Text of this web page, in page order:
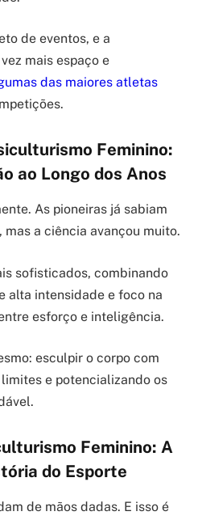
de eventos, e a
mais espaço e
das maiores atletas
Feminino:
ao Longo dos Anos
As pioneiras já sabiam
a ciência avançou muito.
sofisticados, combinando
alta intensidade e foco na
esforço e inteligência.
esculpir o corpo com
e potencializando os
Feminino: A
do Esporte
de mãos dadas. E isso é